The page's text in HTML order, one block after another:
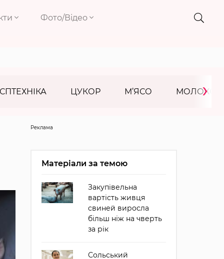
Фото/Відео
ЦУКОР М’ЯСО МОЛОКО
›
Реклама
Матеріали за темою
Закупівельна
вартість живця
свиней виросла
більш ніж на чверть
за рік
Сольський